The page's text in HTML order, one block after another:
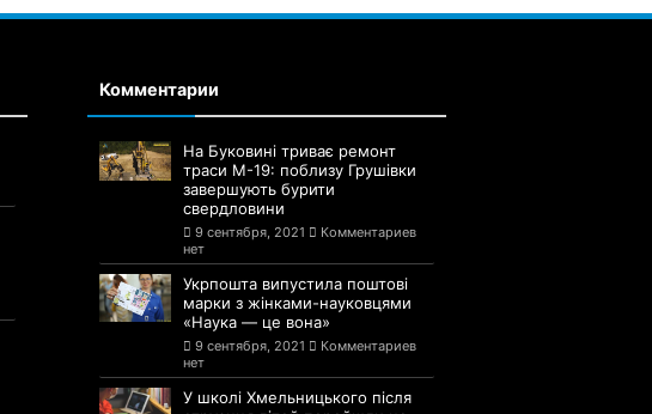
Комментарии
На Буковині триває ремонт
траси М-19: поблизу Грушівки
завершують бурити
свердловини
9 сентября, 2021
Комментариев
нет
Укрпошта випустила поштові
марки з жінками-науковцями
«Наука — це вона»
9 сентября, 2021
Комментариев
нет
У школі Хмельницького після